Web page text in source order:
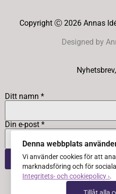
Copyright Ⓒ 2026 Annas
Designed by
Ditt namn *
Din e-post *
Denna webbplats
Vi använder cookies för att
marknadsföring och för
Integritets- och cookiepolicy ›.